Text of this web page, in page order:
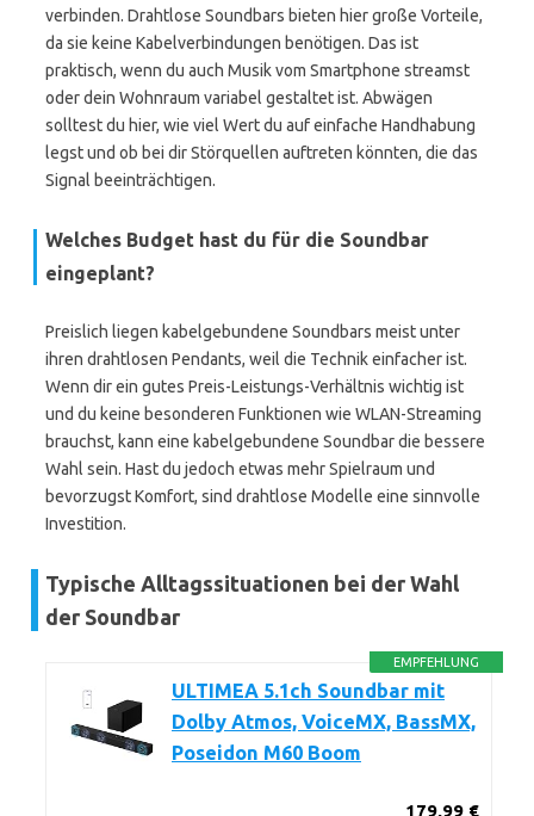
verbinden. Drahtlose Soundbars bieten hier große Vorteile,
da sie keine Kabelverbindungen benötigen. Das ist
praktisch, wenn du auch Musik vom Smartphone streamst
oder dein Wohnraum variabel gestaltet ist. Abwägen
solltest du hier, wie viel Wert du auf einfache Handhabung
legst und ob bei dir Störquellen auftreten könnten, die das
Signal beeinträchtigen.
Welches Budget hast du für die Soundbar
eingeplant?
Preislich liegen kabelgebundene Soundbars meist unter
ihren drahtlosen Pendants, weil die Technik einfacher ist.
Wenn dir ein gutes Preis-Leistungs-Verhältnis wichtig ist
und du keine besonderen Funktionen wie WLAN-Streaming
brauchst, kann eine kabelgebundene Soundbar die bessere
Wahl sein. Hast du jedoch etwas mehr Spielraum und
bevorzugst Komfort, sind drahtlose Modelle eine sinnvolle
Investition.
Typische Alltagssituationen bei der Wahl
der Soundbar
EMPFEHLUNG
ULTIMEA 5.1ch Soundbar mit
Dolby Atmos, VoiceMX, BassMX,
Poseidon M60 Boom
179,99 €